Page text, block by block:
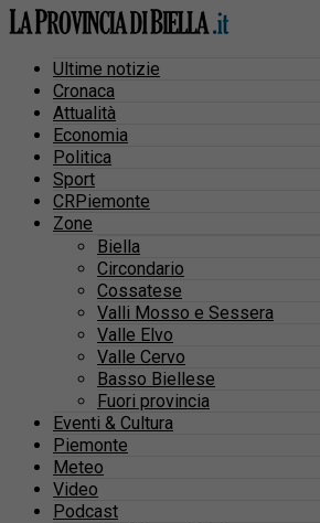
Ultime notizie
Cronaca
Attualità
Economia
Politica
Sport
CRPiemonte
Zone
Biella
Circondario
Cossatese
Valli Mosso e Sessera
Valle Elvo
Valle Cervo
Basso Biellese
Fuori provincia
Eventi & Cultura
Piemonte
Meteo
Video
Podcast